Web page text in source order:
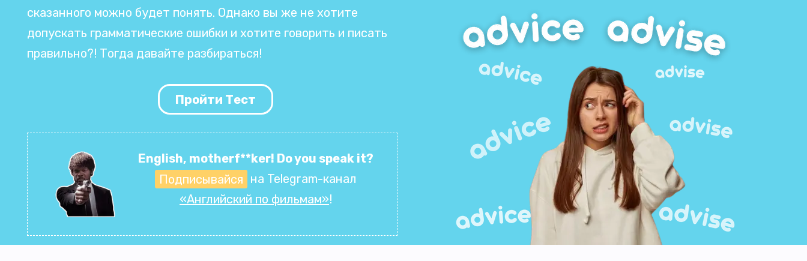
сказанного можно будет понять. Однако вы же не хотите
допускать грамматические ошибки и хотите говорить и писать
правильно?! Тогда давайте разбираться!
Пройти Тест
English, motherf**ker! Do you speak it?
Подписывайся на Telegram-канал
«Английский по фильмам»!